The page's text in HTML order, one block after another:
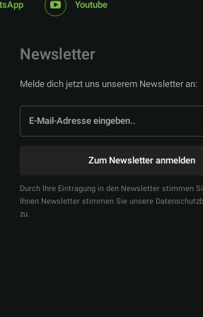
Youtube
Newsletter
Melde dich jetzt uns unserem Newsletter an:
Zum Newsletter anmelden
Durch Ihre Eintragung in den Newsletter stimmen
Ihnen Newsletter stimmen Sie unsere
zu.